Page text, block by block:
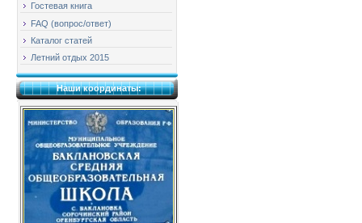
Гостевая книга
FAQ (вопрос/ответ)
Каталог статей
Летний отдых 2015
Наши координаты: